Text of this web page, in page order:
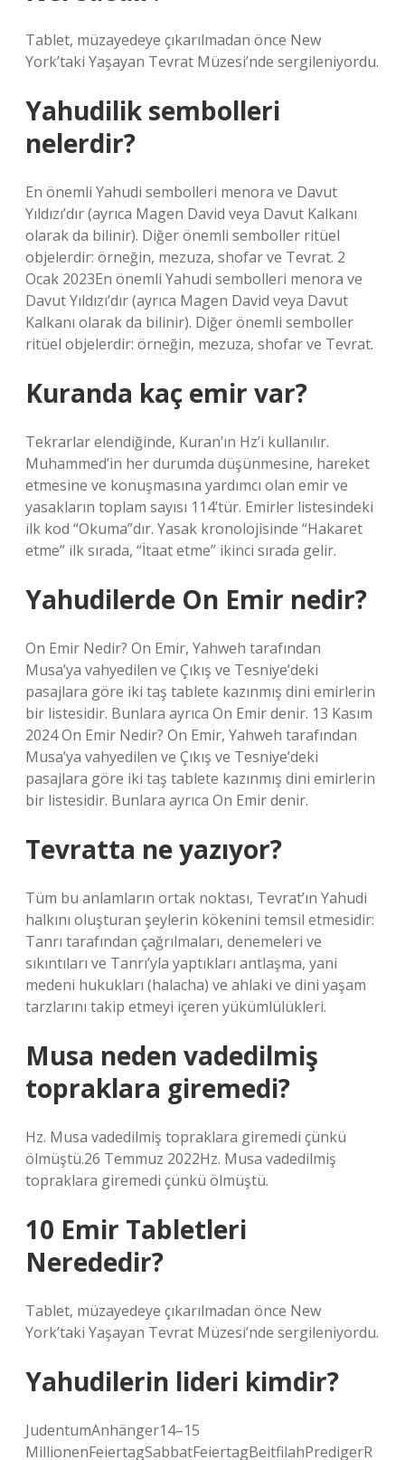
Tablet, müzayedeye çıkarılmadan önce New
York’taki Yaşayan Tevrat Müzesi’nde sergileniyordu.
Yahudilik sembolleri
nelerdir?
En önemli Yahudi sembolleri menora ve Davut
Yıldızı’dır (ayrıca Magen David veya Davut Kalkanı
olarak da bilinir). Diğer önemli semboller ritüel
objelerdir: örneğin, mezuza, shofar ve Tevrat. 2
Ocak 2023En önemli Yahudi sembolleri menora ve
Davut Yıldızı’dır (ayrıca Magen David veya Davut
Kalkanı olarak da bilinir). Diğer önemli semboller
ritüel objelerdir: örneğin, mezuza, shofar ve Tevrat.
Kuranda kaç emir var?
Tekrarlar elendiğinde, Kuran’ın Hz’i kullanılır.
Muhammed’in her durumda düşünmesine, hareket
etmesine ve konuşmasına yardımcı olan emir ve
yasakların toplam sayısı 114’tür. Emirler listesindeki
ilk kod “Okuma”dır. Yasak kronolojisinde “Hakaret
etme” ilk sırada, “İtaat etme” ikinci sırada gelir.
Yahudilerde On Emir nedir?
On Emir Nedir? On Emir, Yahweh tarafından
Musa’ya vahyedilen ve Çıkış ve Tesniye’deki
pasajlara göre iki taş tablete kazınmış dini emirlerin
bir listesidir. Bunlara ayrıca On Emir denir. 13 Kasım
2024 On Emir Nedir? On Emir, Yahweh tarafından
Musa’ya vahyedilen ve Çıkış ve Tesniye’deki
pasajlara göre iki taş tablete kazınmış dini emirlerin
bir listesidir. Bunlara ayrıca On Emir denir.
Tevratta ne yazıyor?
Tüm bu anlamların ortak noktası, Tevrat’ın Yahudi
halkını oluşturan şeylerin kökenini temsil etmesidir:
Tanrı tarafından çağrılmaları, denemeleri ve
sıkıntıları ve Tanrı’yla yaptıkları antlaşma, yani
medeni hukukları (halacha) ve ahlaki ve dini yaşam
tarzlarını takip etmeyi içeren yükümlülükleri.
Musa neden vadedilmiş
topraklara giremedi?
Hz. Musa vadedilmiş topraklara giremedi çünkü
ölmüştü.26 Temmuz 2022Hz. Musa vadedilmiş
topraklara giremedi çünkü ölmüştü.
10 Emir Tabletleri
Nerededir?
Tablet, müzayedeye çıkarılmadan önce New
York’taki Yaşayan Tevrat Müzesi’nde sergileniyordu.
Yahudilerin lideri kimdir?
JudentumAnhänger14–15
MillionenFeiertagSabbatFeiertagBeitfilahPredigerR